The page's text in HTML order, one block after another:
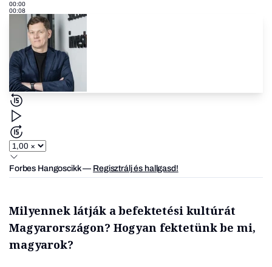
00:00
00:08
Forbes Hangoscikk— Regisztrálj és hallgasd!
Milyennek látják a befektetési kultúrát
Magyarországon? Hogyan fektetünk be mi,
magyarok?